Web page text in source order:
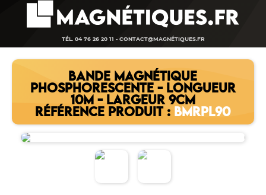
TÉL. 04 76 26 20 11 - CONTACT@MAGNÉTIQUES.FR
BANDE MAGNÉTIQUE
PHOSPHORESCENTE - LONGUEUR
10M - LARGEUR 9CM
RÉFÉRENCE PRODUIT : BMRPL90